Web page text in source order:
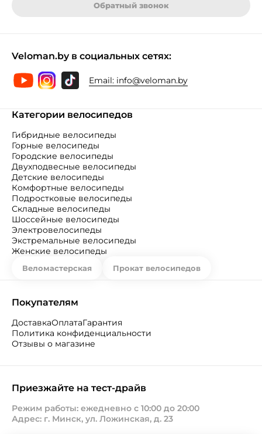
Обратный звонок
Veloman.by в социальных сетях:
Email: info@veloman.by
Категории велосипедов
Гибридные велосипеды
Горные велосипеды
Городские велосипеды
Двухподвесные велосипеды
Детские велосипеды
Комфортные велосипеды
Подростковые велосипеды
Складные велосипеды
Шоссейные велосипеды
Электровелосипеды
Экстремальные велосипеды
Женские велосипеды
Веломастерская Прокат велосипедов
Покупателям
ДоставкаОплатаГарантия
Политика конфиденциальности
Отзывы о магазине
Приезжайте на тест-драйв
Режим работы: ежедневно с 10:00 до 20:00
Адрес: г. Минск, ул. Ложинская, д. 23